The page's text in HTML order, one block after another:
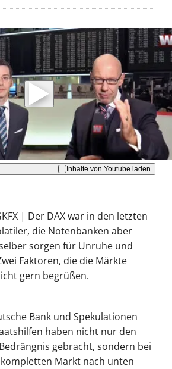
dieses Videos werden
Youtube übertragen.
Sie in der Datenschutzerklärung
Akzeptieren
Inhalte von Youtube laden
| Der DAX war in den letzten
die Notenbanken aber
sorgen für Unruhe und
Faktoren, die die Märkte
gern begrüßen.
Bank und Spekulationen
haben nicht nur den
gebracht, sondern bei
Markt nach unten